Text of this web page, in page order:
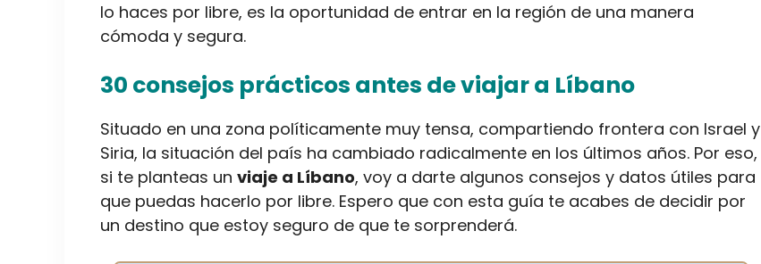
lo haces por libre, es la oportunidad de entrar en la región de una manera
cómoda y segura.
30 consejos prácticos antes de viajar a Líbano
Situado en una zona políticamente muy tensa, compartiendo frontera con Israel y
Siria, la situación del país ha cambiado radicalmente en los últimos años. Por eso,
si te planteas un viaje a Líbano, voy a darte algunos consejos y datos útiles para
que puedas hacerlo por libre. Espero que con esta guía te acabes de decidir por
un destino que estoy seguro de que te sorprenderá.